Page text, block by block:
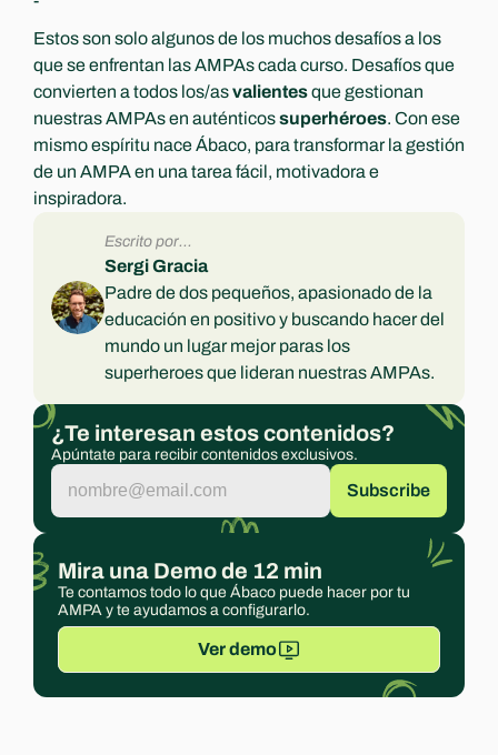
Estos son solo algunos de los muchos desafíos a los
que se enfrentan las AMPAs cada curso. Desafíos que
convierten a todos los/as valientes que gestionan
nuestras AMPAs en auténticos superhéroes. Con ese
mismo espíritu nace Ábaco, para transformar la gestión
de un AMPA en una tarea fácil, motivadora e
inspiradora.
Escrito por...
Sergi Gracia
Padre de dos pequeños, apasionado de la
educación en positivo y buscando hacer del
mundo un lugar mejor paras los
superheroes que lideran nuestras AMPAs.
¿Te interesan estos contenidos?
Apúntate para recibir contenidos exclusivos.
Mira una Demo de 12 min
Te contamos todo lo que Ábaco puede hacer por tu
AMPA y te ayudamos a configurarlo.
Ver demo